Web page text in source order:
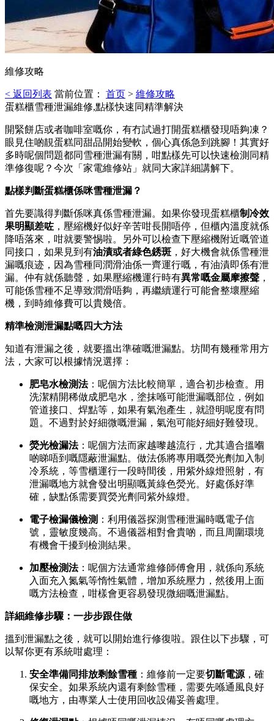
維修攻略
< 返回列表 當前位置： 首页 > 維修攻略
蛋糕櫃雪種泄漏維修,點樣快速同精準解決
開緊餅店或者咖啡室嘅你，有冇試過打開蛋糕櫃發現唔夠凍？
眼見住啲靚蛋糕同甜品開始變軟，個心真係急到跳腳！其實好
多時呢個問題都同雪種泄漏有關，咁點樣先可以快速檢測同精
準修復呢？今次「家電維修站」就同大家詳細講解下。
點樣判斷蛋糕櫃係咪雪種泄漏？
首先要識得判斷係咪真係雪種泄漏。如果你發現蛋糕櫃制冷效
果明顯差咗 ，壓縮機好似好辛苦咁長開唔停，但櫃內溫度就係
降唔落來，咁就要警惕啦。另外可以檢查下壓縮機附近嘅管道
同接口，如果見到有油漬或者綠色銹斑 ，好大機會就係雪種泄
漏嘅痕迹，因為雪種同潤滑油係一齊運行嘅，有油漬即係有泄
漏。仲有就係聽聲，如果壓縮機運行時有異常嘅金屬摩擦聲 ，
可能係雪種不足導致潤滑唔夠，再繼續運行可能會整壞壓縮
機，到時維修費可以貴幾倍。
精準檢測泄漏點嘅四大方法
知道有泄漏之後，就要搵出準確嘅泄漏點。坊間有幾種常用方
法，大家可以根據情況選擇：
肥皂水檢測法：呢個方法比較簡單，適合初步檢查。用
洗潔精開稀做成肥皂水，塗抹喺可能泄漏嘅部位，例如
管道接口、焊點等，如果有氣泡產生，就證明呢度有問
題。不過對於好細微嘅泄漏，氣泡可能好細好難發現。
熒光檢漏法：呢個方法而家越嚟越流行，尤其適合搵嗰
啲睇唔到嘅隱蔽泄漏點。做法係將專用嘅熒光劑加入制
冷系統，等雪櫃運行一段時間後，用紫外線燈照射，有
泄漏嘅地方就會發出明顯嘅黃綠色熒光。好處係好準
確，缺點係需要買熒光劑同紫外線燈。
電子檢漏儀檢測 ：利用儀器探測雪種泄漏時嘅電子信
號，靈敏度幾高。不過儀器相對會貴啲，而且周圍環境
有機會干擾到檢測結果。
加壓檢測法：呢個方法通常維修師傅會用，就係向系統
入面充入氮氣等惰性氣體，增加系統壓力，然後用上面
嘅方法檢查，咁樣會更容易發現微細嘅泄漏點。
詳細維修步驟：一步步跟住做
搵到泄漏點之後，就可以開始進行修復啦。跟住以下步驟，可
以幫你更有系統咁處理：
安全準備同排放剩餘雪種 ：維修前一定要切斷電源 ，確
保安全。如果系統內還有剩餘雪種，需要先喺通風良好
嘅地方，由專業人士使用回收設備妥善處理。